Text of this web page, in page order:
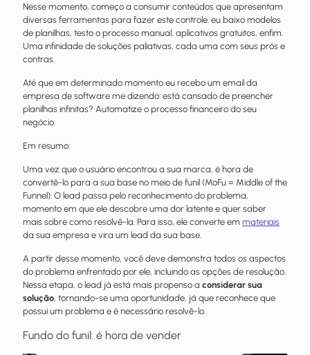
Nesse momento, começo a consumir conteúdos que apresentam
diversas ferramentas para fazer este controle: eu baixo modelos
de planilhas, testo o processo manual, aplicativos gratuitos, enfim.
Uma infinidade de soluções paliativas, cada uma com seus prós e
contras.
Até que em determinado momento eu recebo um email da
empresa de software me dizendo: está cansado de preencher
planilhas infinitas? Automatize o processo financeiro do seu
negócio.
Em resumo:
Uma vez que o usuário encontrou a sua marca, é hora de
convertê-lo para a sua base no meio de funil (MoFu = Middle of the
Funnel). O lead passa pelo reconhecimento do problema,
momento em que ele descobre uma dor latente e quer saber
mais sobre como resolvê-la. Para isso, ele converte em materiais
da sua empresa e vira um lead da sua base.
A partir desse momento, você deve demonstra todos os aspectos
do problema enfrentado por ele, incluindo as opções de resolução.
Nessa etapa, o lead já está mais propenso a considerar sua
solução, tornando-se uma oportunidade, já que reconhece que
possui um problema e é necessário resolvê-lo.
Fundo do funil: é hora de vender